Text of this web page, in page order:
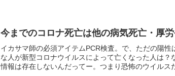
今までのコロナ死亡は他の病気死亡・厚
イカサマ師の必須アイテムPCR検査。で、ただの陽
な人が新型コロナウイルスによって亡くなった人は
情報は存在しないんだってー。つまり恐怖のウイルス